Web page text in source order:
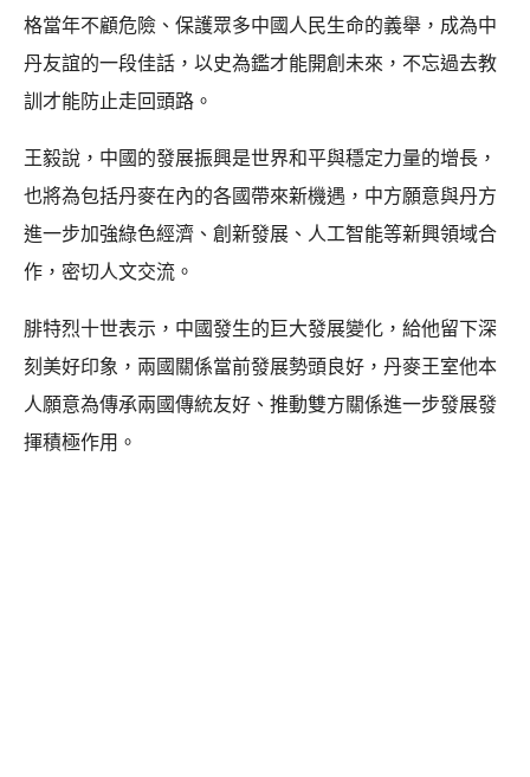
格當年不顧危險、保護眾多中國人民生命的義舉，成為中
丹友誼的一段佳話，以史為鑑才能開創未來，不忘過去教
訓才能防止走回頭路。
王毅說，中國的發展振興是世界和平與穩定力量的增長，
也將為包括丹麥在內的各國帶來新機遇，中方願意與丹方
進一步加強綠色經濟、創新發展、人工智能等新興領域合
作，密切人文交流。
腓特烈十世表示，中國發生的巨大發展變化，給他留下深
刻美好印象，兩國關係當前發展勢頭良好，丹麥王室他本
人願意為傳承兩國傳統友好、推動雙方關係進一步發展發
揮積極作用。